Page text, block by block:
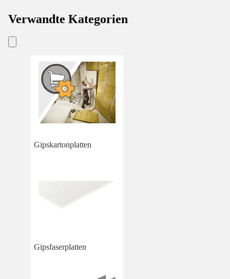
Verwandte Kategorien
Gipskartonplatten
Gipsfaserplatten